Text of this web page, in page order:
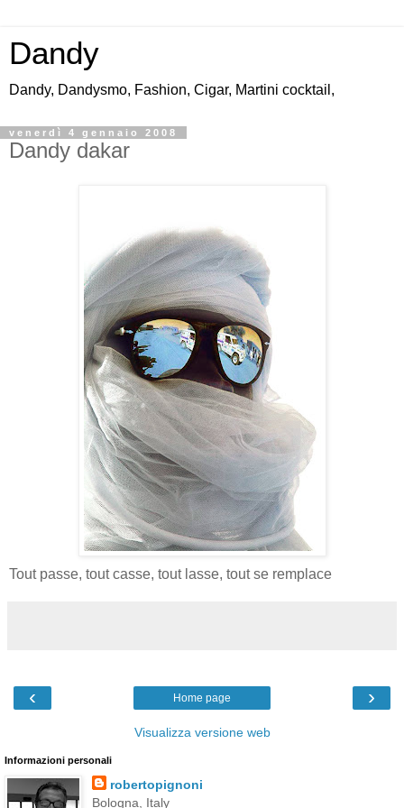
Dandy
Dandy, Dandysmo, Fashion, Cigar, Martini cocktail,
venerdì 4 gennaio 2008
Dandy dakar
Tout passe, tout casse, tout lasse, tout se remplace
‹ ›
Home page
Visualizza versione web
Informazioni personali
robertopignoni
Bologna, Italy